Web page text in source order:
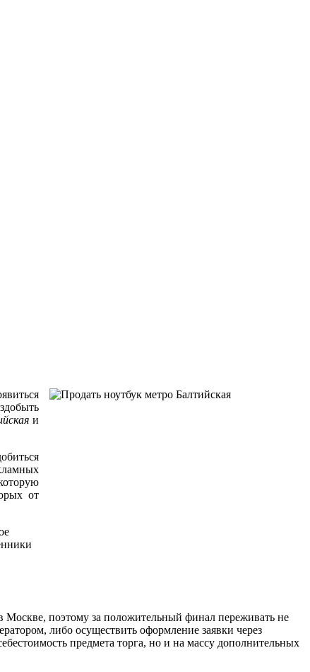
и
от
Москве, поэтому за положительный финал переживать не
либо осуществить оформление заявки через
предмета торга, но и на массу дополнительных